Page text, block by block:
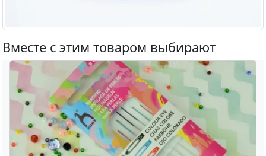
Вместе с этим товаром выбирают